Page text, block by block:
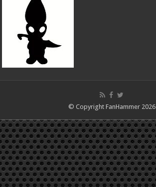
© Copyright FanHammer 2026